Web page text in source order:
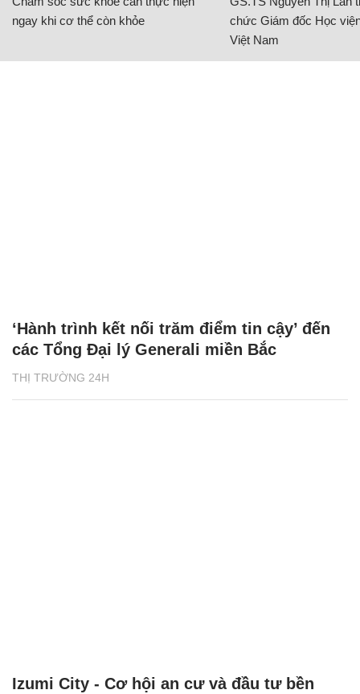
ngay khi cơ thể còn khỏe
chức Giám đốc Học
Việt Nam
THỊ TRƯỜNG 24H
‘Hành trình kết nối trăm điểm tin cậy’ đến
các Tổng Đại lý Generali miền Bắc
Izumi City - Cơ hội an cư và đầu tư bền